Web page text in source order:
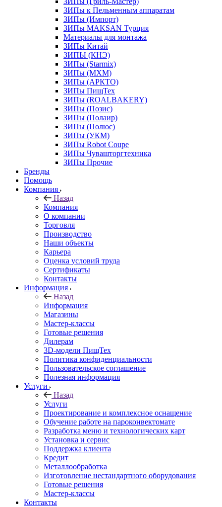
ЗИПы к Пельменным аппаратам
ЗИПы (Импорт)
ЗИПы MAKSAN Турция
Материалы для монтажа
ЗИПы Китай
ЗИПЫ (КНЭ)
ЗИПы (Starmix)
ЗИПы (МХМ)
ЗИПы (АРКТО)
ЗИПы ПищТех
ЗИПы (ROALBAKERY)
ЗИПы (Позис)
ЗИПы (Полаир)
ЗИПы (Полюс)
ЗИПы (УКМ)
ЗИПы Robot Coupe
ЗИПы Чувашторгтехника
ЗИПы Прочие
Бренды
Помощь
Компания
Назад
Компания
О компании
Торговля
Производство
Наши объекты
Карьера
Оценка условий труда
Сертификаты
Контакты
Информация
Назад
Информация
Магазины
Мастер-классы
Готовые решения
Дилерам
3D-модели ПищТех
Политика конфиденциальности
Пользовательское соглашение
Полезная информация
Услуги
Назад
Услуги
Проектирование и комплексное оснащение
Обучение работе на пароконвектомате
Разработка меню и технологических карт
Установка и сервис
Поддержка клиента
Кредит
Металлообработка
Изготовление нестандартного оборудования
Готовые решения
Мастер-классы
Контакты